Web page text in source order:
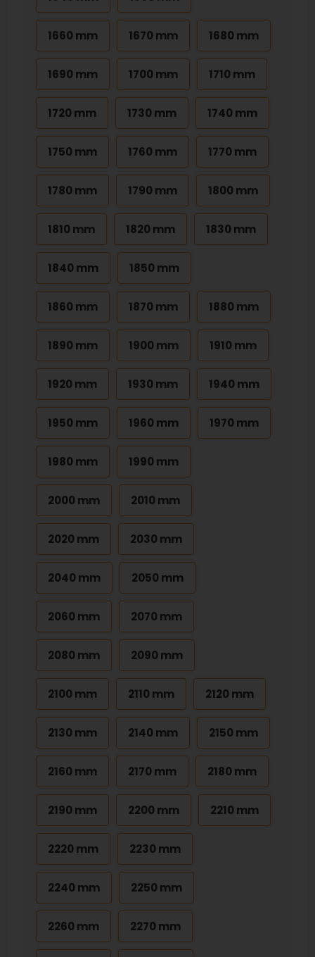
1660 mm 1670 mm 1680 mm
1690 mm 1700 mm 1710 mm
1720 mm 1730 mm 1740 mm
1750 mm 1760 mm 1770 mm
1780 mm 1790 mm 1800 mm
1810 mm 1820 mm 1830 mm
1840 mm 1850 mm
1860 mm 1870 mm 1880 mm
1890 mm 1900 mm 1910 mm
1920 mm 1930 mm 1940 mm
1950 mm 1960 mm 1970 mm
1980 mm 1990 mm
2000 mm 2010 mm
2020 mm 2030 mm
2040 mm 2050 mm
2060 mm 2070 mm
2080 mm 2090 mm
2100 mm 2110 mm 2120 mm
2130 mm 2140 mm 2150 mm
2160 mm 2170 mm 2180 mm
2190 mm 2200 mm 2210 mm
2220 mm 2230 mm
2240 mm 2250 mm
2260 mm 2270 mm